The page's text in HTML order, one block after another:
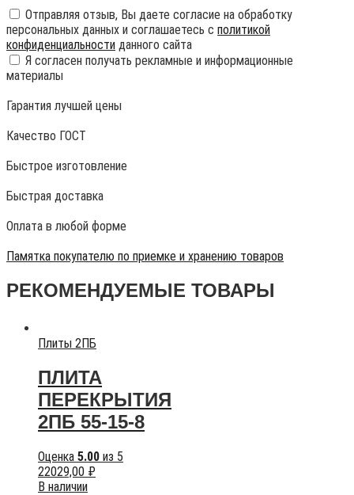
Отправляя отзыв, Вы даете согласие на обработку
персональных данных и соглашаетесь с политикой
конфиденциальности данного сайта
Я согласен получать рекламные и информационные
материалы
Гарантия лучшей цены
Качество ГОСТ
Быстрое изготовление
Быстрая доставка
Оплата в любой форме
Памятка покупателю по приемке и хранению товаров
РЕКОМЕНДУЕМЫЕ ТОВАРЫ
Плиты 2ПБ
ПЛИТА
ПЕРЕКРЫТИЯ
2ПБ 55-15-8
Оценка 5.00 из 5
22029,00 ₽
В наличии